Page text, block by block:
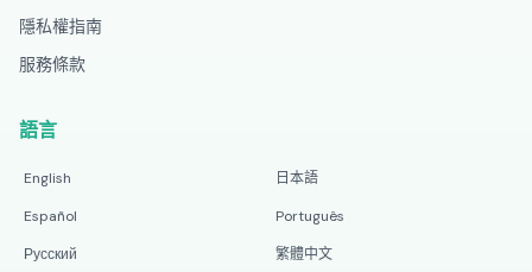
隱私權指南
服務條款
語言
English
日本語
Español
Português
Русский
繁體中文